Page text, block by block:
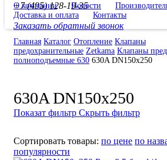
+7 (495) 128-19-35
Заказать обратный звонок
О компании Новости
Доставка и оплата
Контакты
Главная Каталог Отопление Клапаны
предохранительные Zetkama Клапаны
полноподъемные 630 630A DN150x250
630A DN150x250
Показат фильтр Скрыть фильтр
Сортировать товары: по цене по
популярности